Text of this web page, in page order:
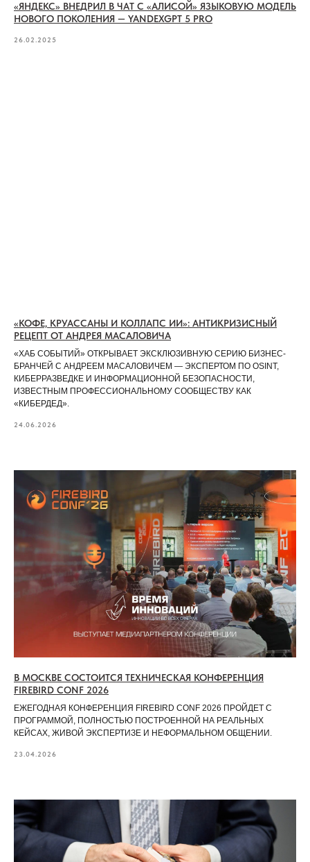
«ЯНДЕКС» ВНЕДРИЛ В ЧАТ С «АЛИСОЙ» ЯЗЫКОВУЮ МОДЕЛЬ
НОВОГО ПОКОЛЕНИЯ — YANDEXGPT 5 PRO
26.02.2025
«КОФЕ, КРУАССАНЫ И КОЛЛАПС ИИ»: АНТИКРИЗИСНЫЙ
РЕЦЕПТ ОТ АНДРЕЯ МАСАЛОВИЧА
«ХАБ СОБЫТИЙ» ОТКРЫВАЕТ ЭКСКЛЮЗИВНУЮ СЕРИЮ БИЗНЕС-
БРАНЧЕЙ С АНДРЕЕМ МАСАЛОВИЧЕМ — ЭКСПЕРТОМ ПО OSINT,
КИБЕРРАЗВЕДКЕ И ИНФОРМАЦИОННОЙ БЕЗОПАСНОСТИ,
ИЗВЕСТНЫМ ПРОФЕССИОНАЛЬНОМУ СООБЩЕСТВУ КАК
«КИБЕРДЕД».
24.06.2026
В МОСКВЕ СОСТОИТСЯ ТЕХНИЧЕСКАЯ КОНФЕРЕНЦИЯ
FIREBIRD CONF 2026
ЕЖЕГОДНАЯ КОНФЕРЕНЦИЯ FIREBIRD CONF 2026 ПРОЙДЕТ С
ПРОГРАММОЙ, ПОЛНОСТЬЮ ПОСТРОЕННОЙ НА РЕАЛЬНЫХ
КЕЙСАХ, ЖИВОЙ ЭКСПЕРТИЗЕ И НЕФОРМАЛЬНОМ ОБЩЕНИИ.
23.04.2026